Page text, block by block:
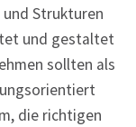
Strukturen
und gestaltet
sollten als
die richtigen